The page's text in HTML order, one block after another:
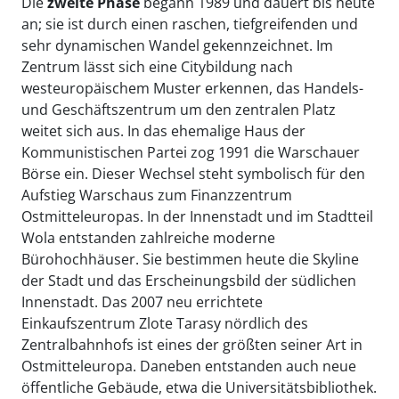
an; sie ist durch einen raschen, tiefgreifenden und
sehr dynamischen Wandel gekennzeichnet. Im
Zentrum lässt sich eine Citybildung nach
westeuropäischem Muster erkennen, das Handels-
und Geschäftszentrum um den zentralen Platz
weitet sich aus. In das ehemalige Haus der
Kommunistischen Partei zog 1991 die Warschauer
Börse ein. Dieser Wechsel steht symbolisch für den
Aufstieg Warschaus zum Finanzzentrum
Ostmitteleuropas. In der Innenstadt und im Stadtteil
Wola entstanden zahlreiche moderne
Bürohochhäuser. Sie bestimmen heute die Skyline
der Stadt und das Erscheinungsbild der südlichen
Innenstadt. Das 2007 neu errichtete
Einkaufszentrum Zlote Tarasy nördlich des
Zentralbahnhofs ist eines der größten seiner Art in
Ostmitteleuropa. Daneben entstanden auch neue
öffentliche Gebäude, etwa die Universitätsbibliothek.